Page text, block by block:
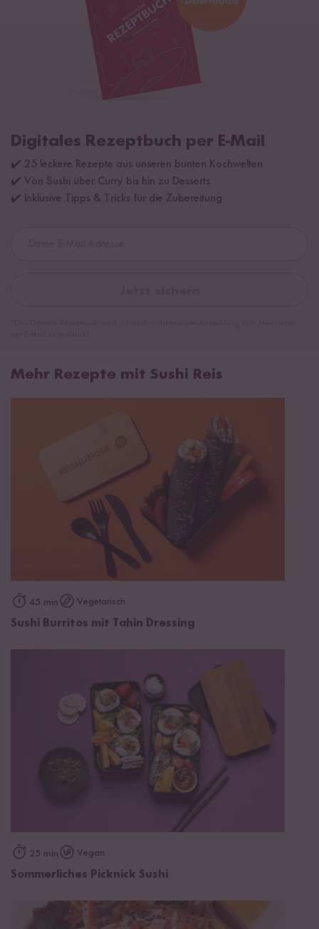
Digitales Rezeptbuch per E-Mail
✔️ 25 leckere Rezepte aus unseren bunten Kochwelten
✔️ Von Sushi über Curry bis hin zu Desserts
✔️ Inklusive Tipps & Tricks für die Zubereitung
Mehr Rezepte mit Sushi Reis
45 min Vegetarisch
Sushi Burritos mit Tahin Dressing
25 min Vegan
Sommerliches Picknick Sushi